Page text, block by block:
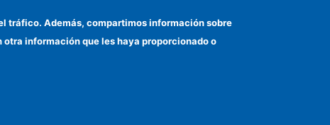
tráfico. Además, compartimos información sobre
información que les haya proporcionado o